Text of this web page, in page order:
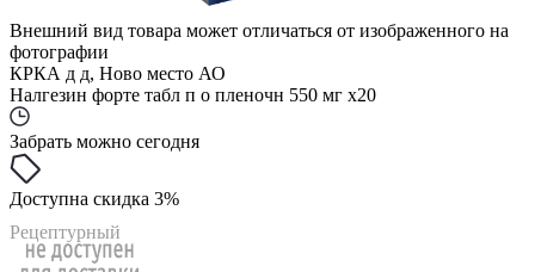
Внешний вид товара может отличаться от изображенного на
фотографии
КРКА д д, Ново место АО
Налгезин форте табл п о пленочн 550 мг x20
Забрать можно сегодня
Доступна скидка 3%
Рецептурный